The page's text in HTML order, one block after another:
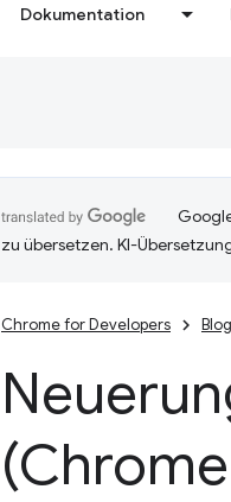
Dokumentation
zu übersetzen. KI-
Chrome for Developers Blog